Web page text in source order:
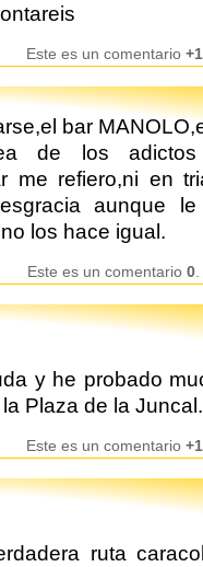
Este es un comentario +1
bar
de los
me refiero,ni en
aunque
los hace igual.
Este es un comentario 0
y he probado
Plaza de la Juncal.
Este es un comentario +1
ruta